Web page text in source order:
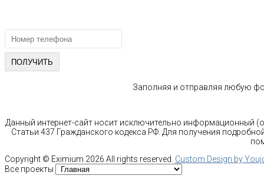
Заполняя и отправляя любую
Данный интернет-сайт носит исключительно информационный
Статьи 437 Гражданского кодекса РФ. Для получения
Copyright © Eximium 2026 All rights reserved. Custom Design by
Все проекты